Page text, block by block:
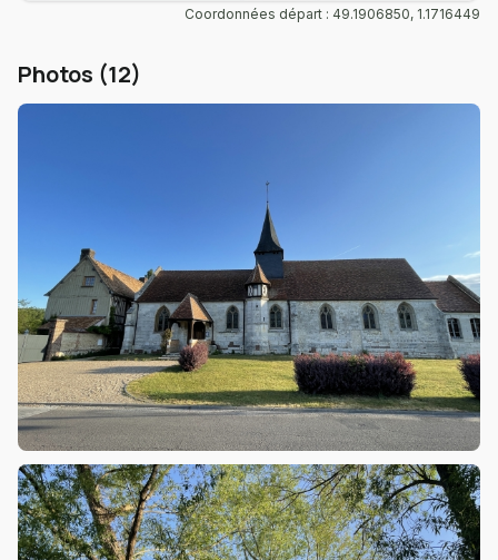
Coordonnées départ : 49.1906850, 1.1716449
Photos (12)